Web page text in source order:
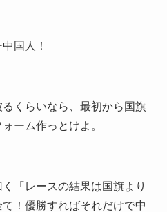
国人！
くらいなら、最初から国旗
ーム作っとけよ。
「レースの結果は国旗より
！優勝すればそれだけで中